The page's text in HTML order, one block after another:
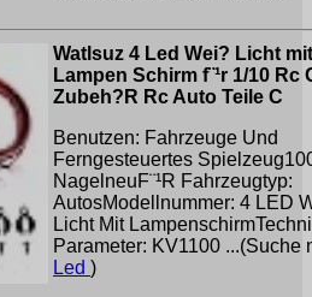
Watlsuz 4 Led Wei? Licht mit
Lampen Schirm f¨¹r 1/10 Rc
Zubeh?R Rc Auto Teile C
Benutzen: Fahrzeuge Und
Ferngesteuertes
NagelneuF¨¹R Fahrzeugtyp:
AutosModellnummer: 4 LED
Licht Mit
Parameter: KV1100 ...(Suche
Led )